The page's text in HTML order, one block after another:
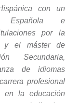
con un
Española e
por la
y el máster de
Secundaria,
de idiomas
profesional
en la educación